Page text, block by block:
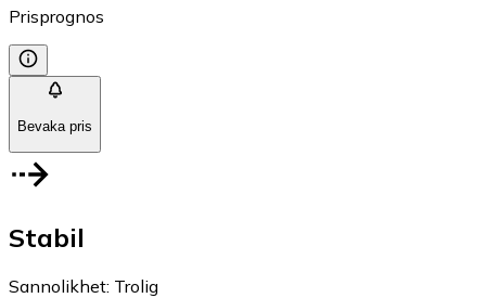
Prisprognos
Bevaka pris
Stabil
Sannolikhet: Trolig